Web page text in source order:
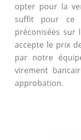
opter pour la
suffit pour ce
préconisées sur
accepte le prix
par notre
virement
approbation.